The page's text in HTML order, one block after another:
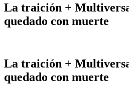
La traición +
quedado con muerte
La traición +
quedado con muerte